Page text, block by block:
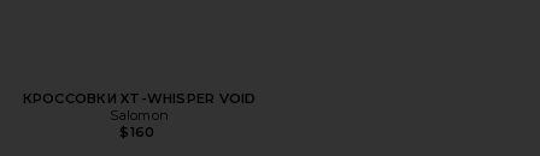
КРОССОВКИ XT-WHISPER VOID
Salomon
$160